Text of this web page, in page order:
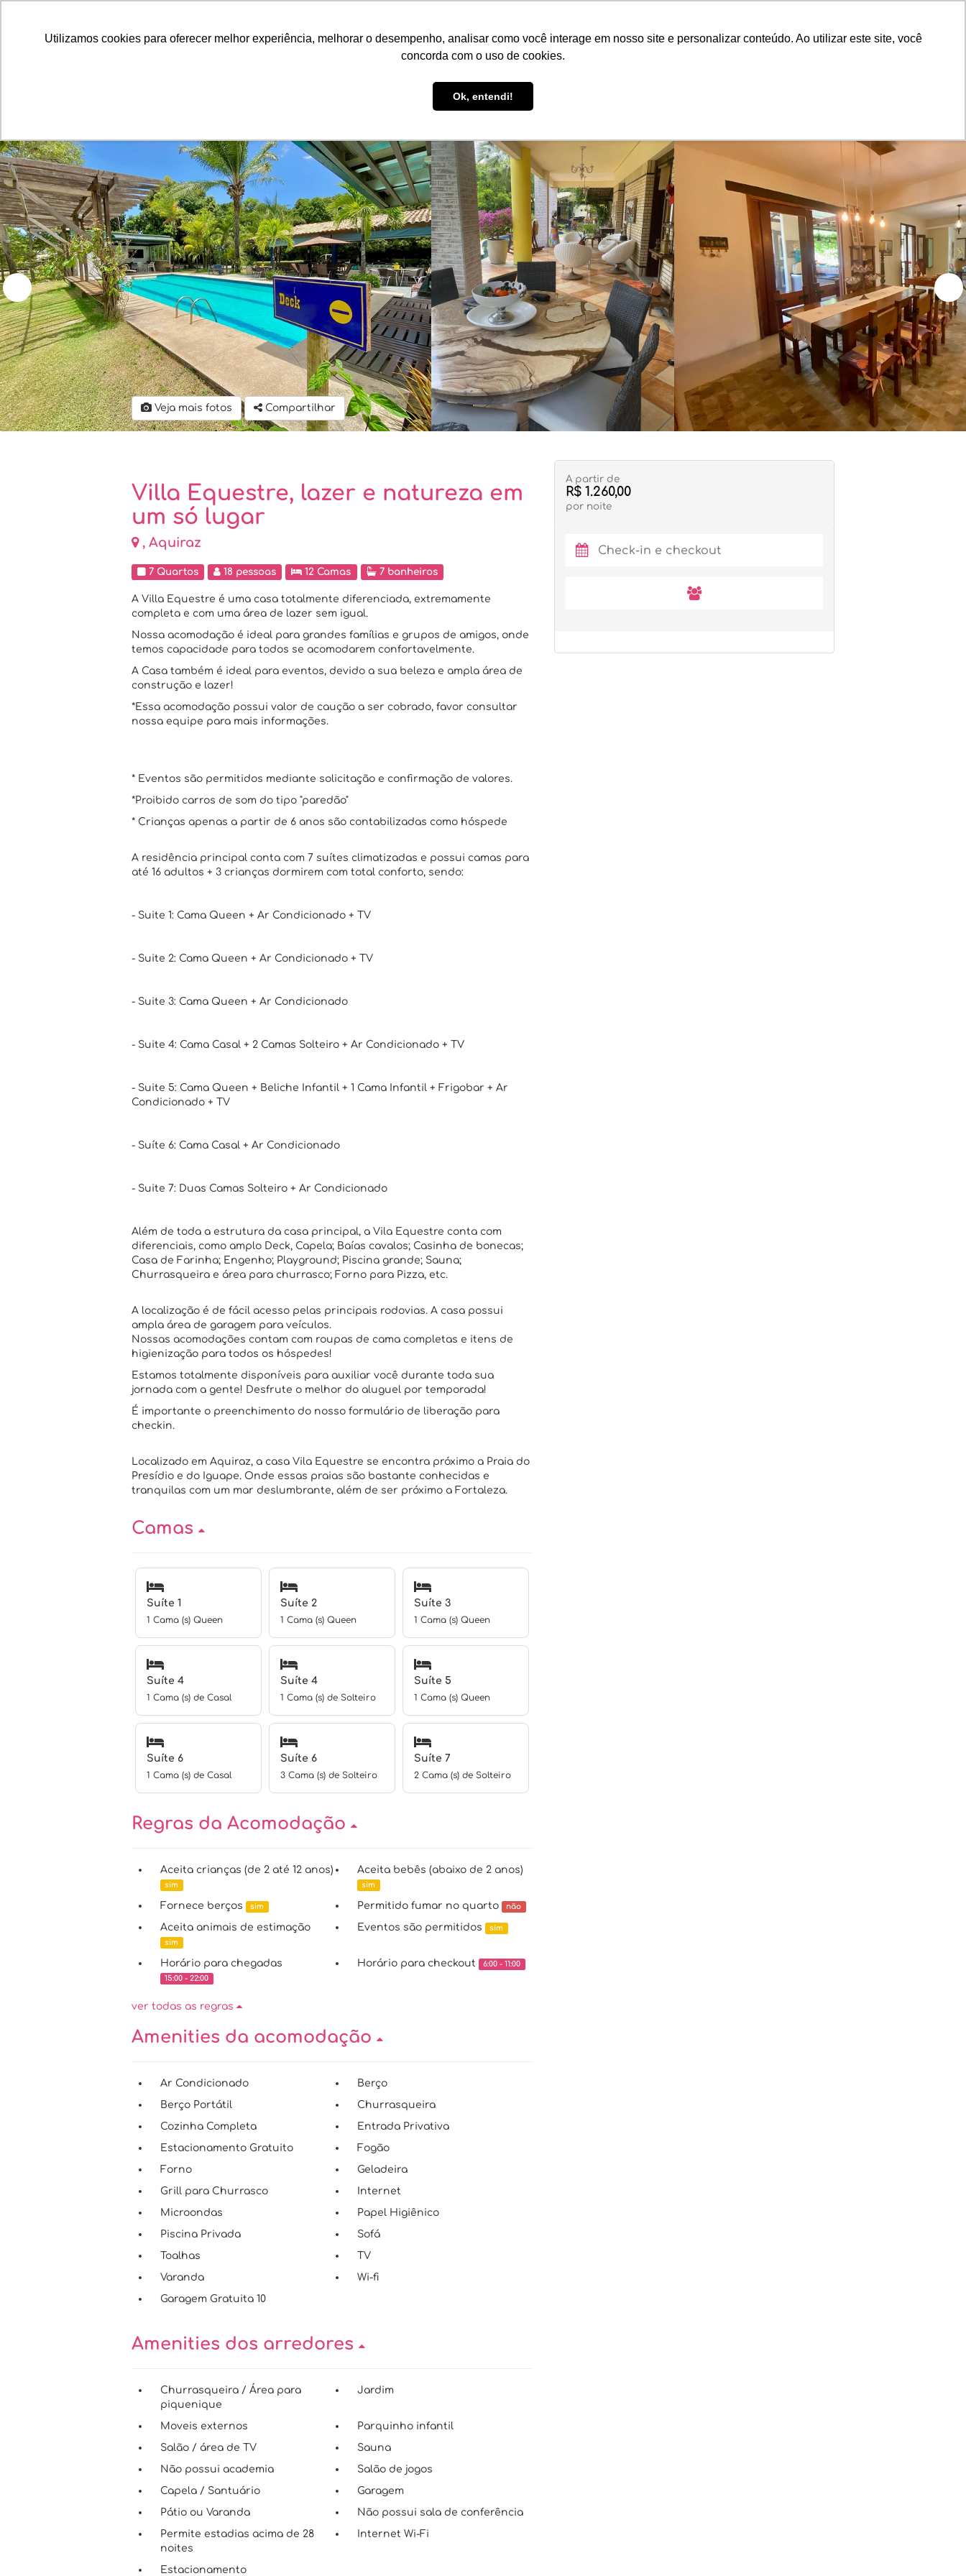
Utilizamos cookies para oferecer melhor experiência, melhorar o desempenho, analisar como você interage em nosso site e personalizar conteúdo. Ao utilizar este site, você
concorda com o uso de cookies.
Ok, entendi!
Anuncie seu imóvel! Be Guide
Veja mais fotos Compartilhar
Villa Equestre, lazer e natureza em
um só lugar
, Aquiraz
7 Quartos 18 pessoas 12 Camas 7 banheiros
A Villa Equestre é uma casa totalmente diferenciada, extremamente
completa e com uma área de lazer sem igual.
Nossa acomodação é ideal para grandes famílias e grupos de amigos, onde
temos capacidade para todos se acomodarem confortavelmente.
A Casa também é ideal para eventos, devido a sua beleza e ampla área de
construção e lazer!
*Essa acomodação possui valor de caução a ser cobrado, favor consultar
nossa equipe para mais informações.
* Eventos são permitidos mediante solicitação e confirmação de valores.
*Proibido carros de som do tipo "paredão"
* Crianças apenas a partir de 6 anos são contabilizadas como hóspede
A residência principal conta com 7 suítes climatizadas e possui camas para
até 16 adultos + 3 crianças dormirem com total conforto, sendo:
- Suite 1: Cama Queen + Ar Condicionado + TV
- Suite 2: Cama Queen + Ar Condicionado + TV
- Suite 3: Cama Queen + Ar Condicionado
- Suite 4: Cama Casal + 2 Camas Solteiro + Ar Condicionado + TV
- Suite 5: Cama Queen + Beliche Infantil + 1 Cama Infantil + Frigobar + Ar
Condicionado + TV
- Suíte 6: Cama Casal + Ar Condicionado
- Suite 7: Duas Camas Solteiro + Ar Condicionado
Além de toda a estrutura da casa principal, a Vila Equestre conta com
diferenciais, como amplo Deck, Capela; Baías cavalos; Casinha de bonecas;
Casa de Farinha; Engenho; Playground; Piscina grande; Sauna;
Churrasqueira e área para churrasco; Forno para Pizza, etc.
A localização é de fácil acesso pelas principais rodovias. A casa possui
ampla área de garagem para veículos.
Nossas acomodações contam com roupas de cama completas e itens de
higienização para todos os hóspedes!
Estamos totalmente disponíveis para auxiliar você durante toda sua
jornada com a gente! Desfrute o melhor do aluguel por temporada!
É importante o preenchimento do nosso formulário de liberação para
checkin.
Localizado em Aquiraz, a casa Vila Equestre se encontra próximo a Praia do
Presídio e do Iguape. Onde essas praias são bastante conhecidas e
tranquilas com um mar deslumbrante, além de ser próximo a Fortaleza.
Camas
Suíte 1
1 Cama (s) Queen
Suíte 2
1 Cama (s) Queen
Suíte 3
1 Cama (s) Queen
Suíte 4
1 Cama (s) de Casal
Suíte 4
1 Cama (s) de Solteiro
Suíte 5
1 Cama (s) Queen
Suíte 6
1 Cama (s) de Casal
Suíte 6
3 Cama (s) de Solteiro
Suíte 7
2 Cama (s) de Solteiro
Regras da Acomodação
Aceita crianças (de 2 até 12 anos)
sim
Aceita bebês (abaixo de 2 anos)
sim
Fornece berços sim Permitido fumar no quarto não
Aceita animais de estimação
sim
Eventos são permitidos sim
Horário para chegadas
15:00 - 22:00
Horário para checkout 6:00 - 11:00
ver todas as regras
Amenities da acomodação
Ar Condicionado
Berço
Berço Portátil
Churrasqueira
Cozinha Completa
Entrada Privativa
Estacionamento Gratuito
Fogão
Forno
Geladeira
Grill para Churrasco
Internet
Microondas
Papel Higiênico
Piscina Privada
Sofá
Toalhas
TV
Varanda
Wi-fi
Garagem Gratuita 10
Amenities dos arredores
Churrasqueira / Área para
piquenique
Jardim
Moveis externos
Parquinho infantil
Salão / área de TV
Sauna
Não possui academia
Salão de jogos
Capela / Santuário
Garagem
Pátio ou Varanda
Não possui sala de conferência
Permite estadias acima de 28
noites
Internet Wi-Fi
Estacionamento
A partir de
R$ 1.260,00
por noite